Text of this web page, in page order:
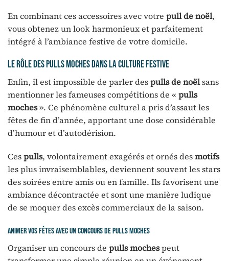
En combinant ces accessoires avec votre pull de noël,
vous obtenez un look harmonieux et parfaitement
intégré à l’ambiance festive de votre domicile.
Le rôle des pulls moches dans la culture festive
Enfin, il est impossible de parler despulls de noëlsans
mentionner les fameuses compétitions de « pulls
moches». Ce phénomène culturel a pris d’assaut les
fêtes de fin d’année, apportant une dose considérable
d’humour et d’autodérision.
Cespulls, volontairement exagérés et ornés desmotifs
les plus invraisemblables, deviennent souvent les stars
des soirées entre amis ou en famille. Ils favorisent une
ambiance décontractée et sont une manière ludique
de se moquer des excès commerciaux de la saison.
Animer vos fêtes avec un concours de pulls moches
Organiser un concours de pulls mochespeut